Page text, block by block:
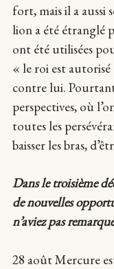
fort, mais il a aussi
lion a été étranglé
ont été utilisées
« le roi est
contre lui.
perspectives, où
toutes les
baisser les bras,
Dans le troisième
de nouvelles
n’aviez pas
28 août Mercure